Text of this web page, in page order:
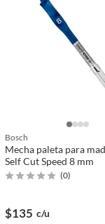
Bosch
Mecha paleta para
Self Cut Speed 8 mm
(0)
$135 c/u